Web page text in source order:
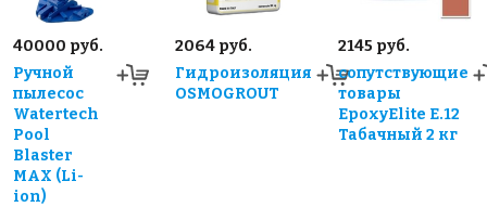
40000 руб.
Ручной
пылесос
Watertech
Pool
Blaster
MAX (Li-
ion)
2064 руб.
Гидроизоляция
OSMOGROUT
2145 руб.
сопутствующие
товары
EpoxyElite E.12
Табачный 2 кг